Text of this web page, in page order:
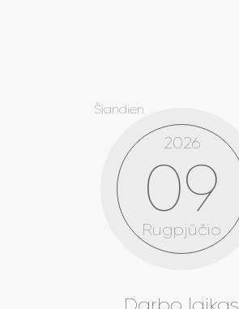
Šiandien
2026
09
Rugpjūčio